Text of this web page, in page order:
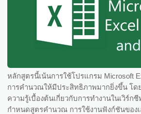
หลักสูตรนี้เน้นการใช้โปรแกรม Microsoft
การคำนวณให้มีประสิทธิภาพมากยิ่งขึ้น โด
ความรู้เบื้องต้นเกี่ยวกับการทำงานในเวิร์ก
กำหนดสูตรคำนวณ การใช้งานฟังก์ชันของ